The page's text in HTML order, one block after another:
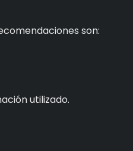
son:
utilizado.